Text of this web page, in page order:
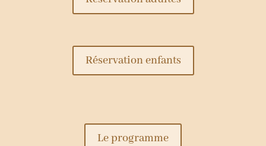
Réservation enfants
Le programme